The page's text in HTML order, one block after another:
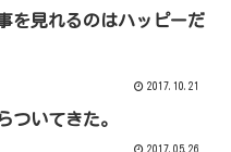
を見れるのはハッピーだ
2017.10.21
ついてきた。
2017.05.26